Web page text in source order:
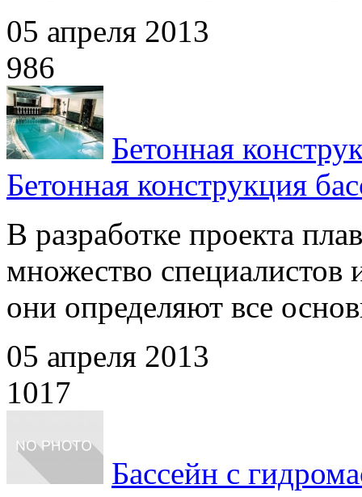
05 апреля 2013
986
Бетонная
Бетонная конструкция
В разработке проекта
множество специалистов
они определяют все
05 апреля 2013
1017
Бассейн с